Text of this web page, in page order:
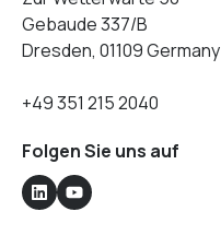
Gebaude 337/B
Dresden, 01109 Germany
+49 351 215 2040
Folgen Sie uns auf